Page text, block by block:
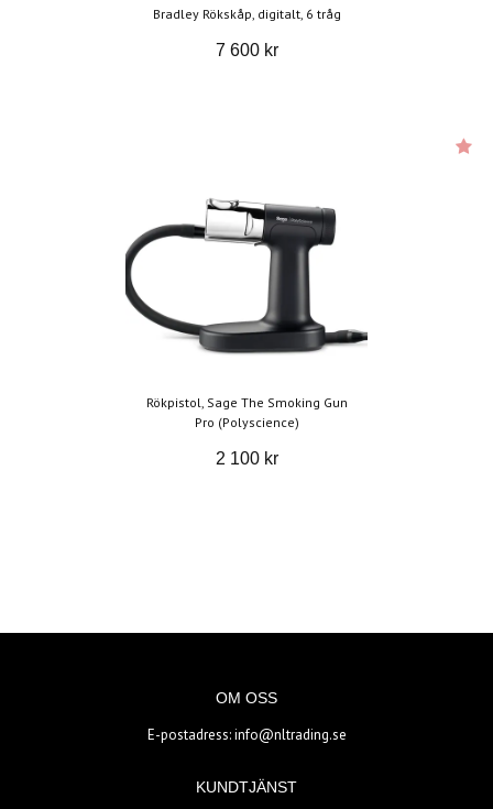
Bradley Rökskåp, digitalt, 6 tråg
7 600 kr
Rökpistol, Sage The Smoking Gun
Pro (Polyscience)
2 100 kr
OM OSS
E-postadress:info@nltrading.se
KUNDTJÄNST